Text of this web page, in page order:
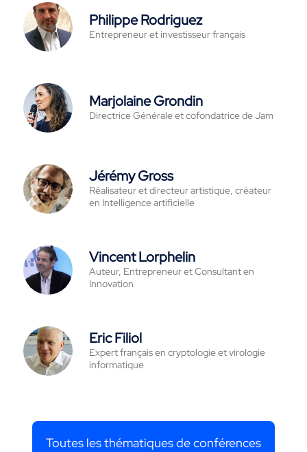
Philippe Rodriguez
Entrepreneur et investisseur français
Marjolaine Grondin
Directrice Générale et cofondatrice de Jam
Jérémy Gross
Réalisateur et directeur artistique, créateur
en Intelligence artificielle
Vincent Lorphelin
Auteur, Entrepreneur et Consultant en
Innovation
Eric Filiol
Expert français en cryptologie et virologie
informatique
Toutes les thématiques de conférences